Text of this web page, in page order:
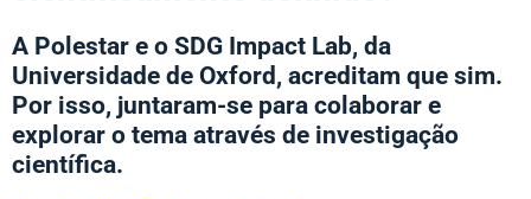
A Polestar e o SDG Impact Lab, da
Universidade de Oxford, acreditam que sim.
Por isso, juntaram-se para colaborar e
explorar o tema através de investigação
científica.